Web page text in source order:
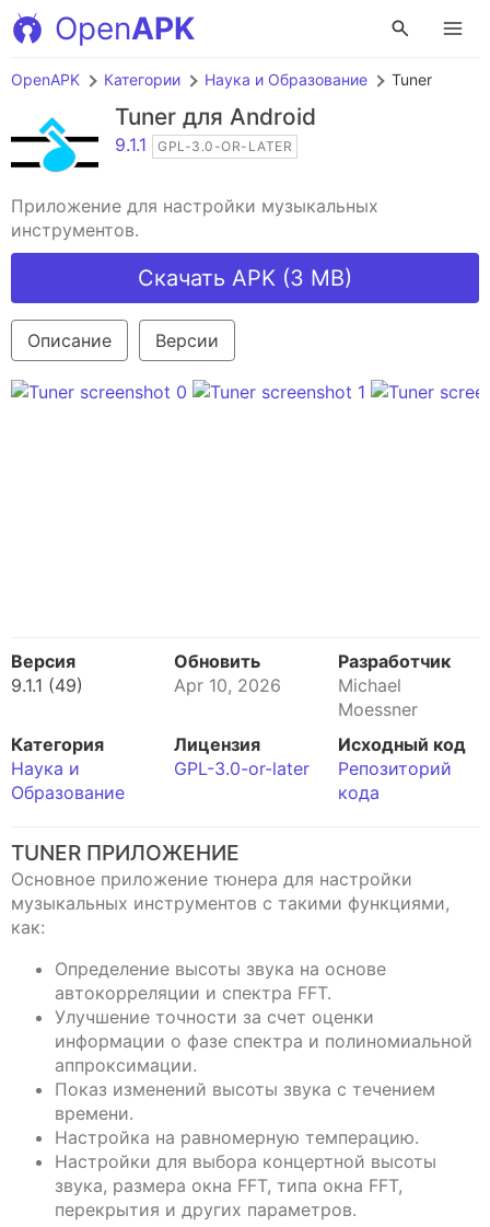
OpenAPK
OpenAPK Категории Наука и Образование Tuner
Tuner для Android
9.1.1 GPL-3.0-OR-LATER
Приложение для настройки музыкальных
инструментов.
Скачать APK (3 MB)
Описание Версии
Версия
9.1.1 (49)
Обновить
Apr 10, 2026
Разработчик
Michael
Moessner
Категория
Наука и
Образование
Лицензия
GPL-3.0-or-later
Исходный код
Репозиторий
кода
TUNER ПРИЛОЖЕНИЕ
Основное приложение тюнера для настройки
музыкальных инструментов с такими функциями,
как:
Определение высоты звука на основе
автокорреляции и спектра FFT.
Улучшение точности за счет оценки
информации о фазе спектра и полиномиальной
аппроксимации.
Показ изменений высоты звука с течением
времени.
Настройка на равномерную темперацию.
Настройки для выбора концертной высоты
звука, размера окна FFT, типа окна FFT,
перекрытия и других параметров.